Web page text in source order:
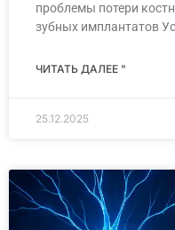
проблемы потери
зубных имплантатов
ЧИТАТЬ ДАЛЕЕ "
25.12.2025